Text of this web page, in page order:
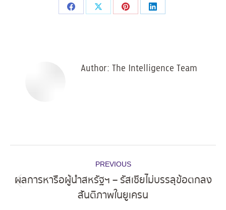
Share
Share
Share
Share
Author: The Intelligence Team
navigation
PREVIOUS
Previous
post:
ผลการหารือผู้นำสหรัฐฯ – รัสเซียไม่บรรลุข้อตกลง
สันติภาพในยูเครน